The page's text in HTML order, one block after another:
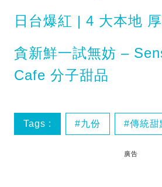
日台爆紅 | 4 大本地
貪新鮮一試無妨 –
Cafe 分子甜品
Tags : 九份 傳統甜
廣告